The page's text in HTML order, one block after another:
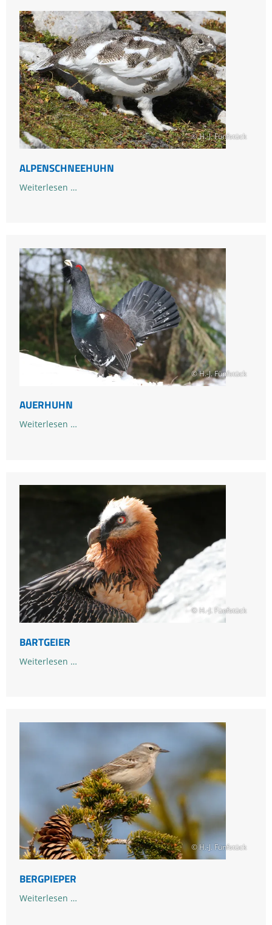
© H.-J. Fünfstück
ALPENSCHNEEHUHN
Weiterlesen …
© H.-J. Fünfstück
AUERHUHN
Weiterlesen …Auerhuhn
© H.-J. Fünfstück
BARTGEIER
Weiterlesen …
© H.-J. Fünfstück
BERGPIEPER
Weiterlesen …Bergpieper